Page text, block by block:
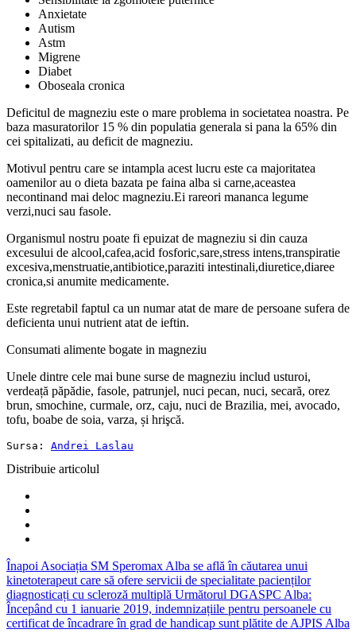
Anxietate
Autism
Astm
Migrene
Diabet
Oboseala cronica
Deficitul de magneziu este o mare problema in societatea noastra. Pe
baza masuratorilor 15 % din populatia generala si pana la 65% din
cei spitalizati, au deficit de magneziu.
Motivul pentru care se intampla acest lucru este ca majoritatea
oamenilor au o dieta bazata pe faina alba si carne,aceastea
necontinand mai deloc magneziu.Ei rareori mananca legume
verzi,nuci sau fasole.
Organismul nostru poate fi epuizat de magneziu si din cauza
excesului de alcool,cafea,acid fosforic,sare,stress intens,transpiratie
excesiva,menstruatie,antibiotice,paraziti intestinali,diuretice,diaree
cronica,si anumite medicamente.
Este regretabil faptul ca un numar atat de mare de persoane sufera de
deficienta unui nutrient atat de ieftin.
Consumati alimente bogate in magneziu
Unele dintre cele mai bune surse de magneziu includ usturoi,
verdeață păpădie, fasole, patrunjel, nuci pecan, nuci, secară, orez
brun, smochine, curmale, orz, caju, nuci de Brazilia, mei, avocado,
tofu, boabe de soia, varza, și hrişcă.
Sursa: Andrei Laslau
Distribuie articolul
Înapoi Asociația SM Speromax Alba se află în căutarea unui
kinetoterapeut care să ofere servicii de specialitate pacienților
diagnosticați cu scleroză multiplă Următorul DGASPC Alba:
Începând cu 1 ianuarie 2019, indemnizațiile pentru persoanele cu
certificat de încadrare în grad de handicap sunt plătite de AJPIS Alba